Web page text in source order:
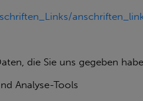
die Sie uns gegeben
Analyse-Tools